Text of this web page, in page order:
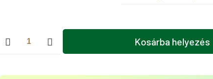
elektromos
25km/h
Kosárba helyezés